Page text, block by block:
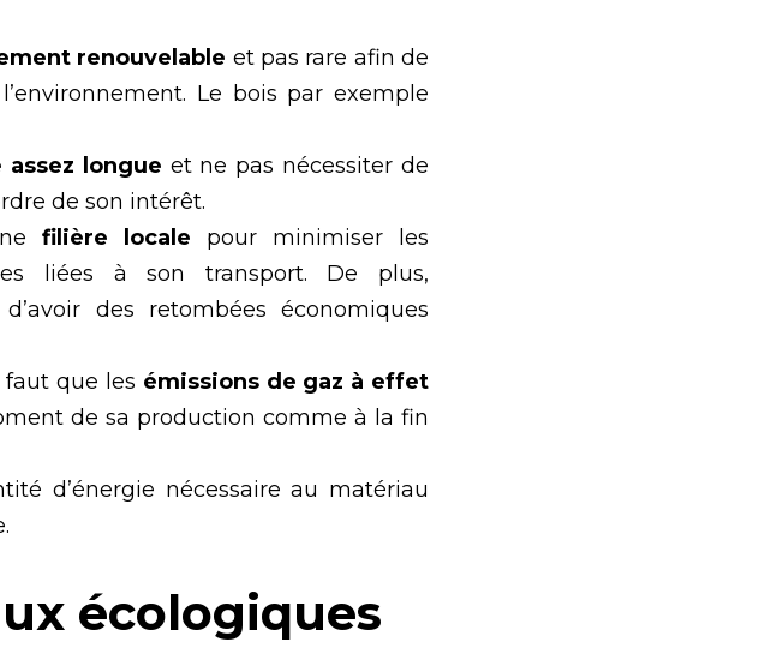
renouvelable et pas rare afin de
Le bois par exemple
longue et ne pas nécessiter de
de son intérêt.
filière locale pour minimiser les
liées à son transport. De plus,
des retombées économiques
que les émissions de gaz à effet
de sa production comme à la fin
d’énergie nécessaire au matériau
écologiques